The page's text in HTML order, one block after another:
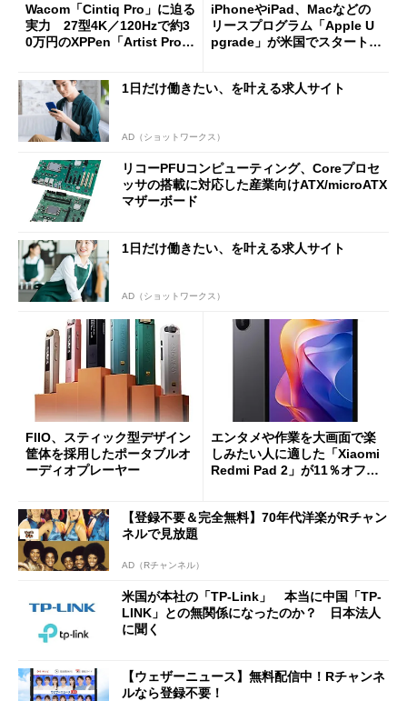
Wacom「Cintiq Pro」に迫る
実力 27型4K／120Hzで約3
0万円のXPPen「Artist Pro 2
iPhoneやiPad、Macなどの
リースプログラム「Apple U
pgrade」が米国でスタート／
ut」が明...
1日だけ働きたい、を叶える求人サイト
AD（ショットワークス）
リコーPFUコンピューティング、Coreプロセ
ッサの搭載に対応した産業向けATX/microATX
マザーボード
1日だけ働きたい、を叶える求人サイト
AD（ショットワークス）
FIIO、スティック型デザイン
筐体を採用したポータブルオ
ーディオプレーヤー
エンタメや作業を大画面で楽
しみたい人に適した「Xiaomi
Redmi Pad 2」が11％オフの
【登録不要＆完全無料】70年代洋楽がRチャン
ネルで見放題
AD（Rチャンネル）
米国が本社の「TP-Link」 本当に中国「TP-
LINK」との無関係になったのか？ 日本法人
に聞く
【ウェザーニュース】無料配信中！Rチャンネ
ルなら登録不要！